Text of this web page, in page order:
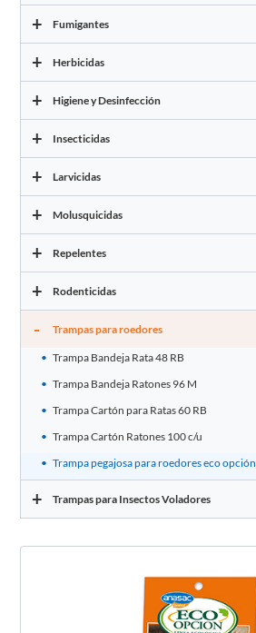
+ Fumigantes
+ Herbicidas
+ Higiene y Desinfección
+ Insecticidas
+ Larvicidas
+ Molusquicidas
+ Repelentes
+ Rodenticidas
- Trampas para roedores
Trampa Bandeja Rata 48 RB
Trampa Bandeja Ratones 96 M
Trampa Cartón para Ratas 60 RB
Trampa Cartón Ratones 100 c/u
Trampa pegajosa para roedores eco opción
+ Trampas para Insectos Voladores